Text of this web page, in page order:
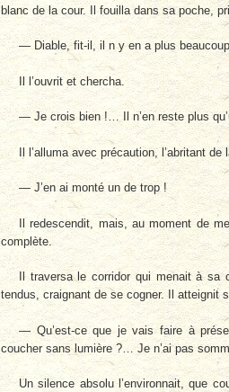
blanc de la cour. Il fouilla dans sa poche,
— Diable, fit-il, il n y en a plus
Il l’ouvrit et chercha.
— Je crois bien !… Il n’en reste plus
Il l’alluma avec précaution, l’abritant
— J’en ai monté un de trop !
Il redescendit, mais, au moment de
complète.
Il traversa le corridor qui menait à sa
tendus, craignant de se cogner. Il atteignit
— Qu’est-ce que je vais faire à
coucher sans lumière ?… Je n’ai pas
Un silence absolu l’environnait, que